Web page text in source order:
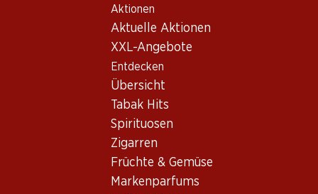
Aktionen
Aktuelle Aktionen
XXL-Angebote
Entdecken
Übersicht
Tabak Hits
Spirituosen
Zigarren
Früchte & Gemüse
Markenparfums
Wein Sortiment
Argentinien - verschiedene
44.70statt 89.40
Flasche: 7.45 statt 14.90